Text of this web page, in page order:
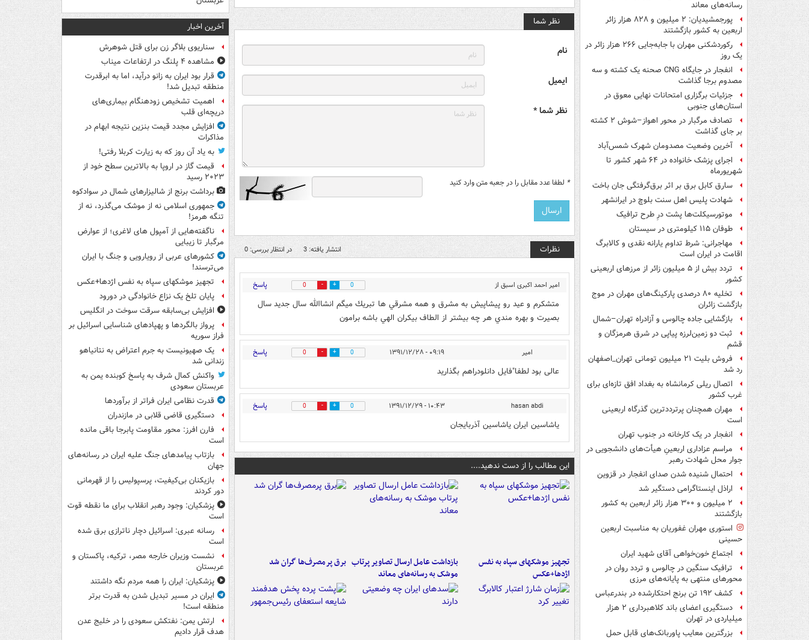
رسانه‌های معاند
پورجمشیدیان: ۲ میلیون و ۸۲۸ هزار زائر
اربعین به کشور بازگشتند
رکوردشکنی مهران با جابه‌جایی ۲۶۶ هزار زائر در
یک روز
انفجار در جایگاه CNG صحنه یک کشته و سه
مصدوم برجا گذاشت
جزئیات برگزاری امتحانات نهایی معوق در
استان‌های جنوبی
تصادف مرگبار در محور اهواز–شوش ۲ کشته
بر جای گذاشت
آخرین وضعیت مصدومان شهرک شمس‌آباد
اجرای پزشک خانواده در ۶۴ شهر کشور تا
شهریورماه
سارق کابل برق بر اثر برق‌گرفتگی جان باخت
شهادت پلیس اهل سنت بلوچ در ایرانشهر
موتورسیکلت‌ها پشت درِ طرح ترافیک
طوفان ۱۱۵ کیلومتری در سیستان
مهاجرانی: شرط تداوم یارانه نقدی و کالابرگ
اقامت در ایران است
تردد بیش از ۵ میلیون زائر از مرزهای اربعینی
کشور
تخلیه ۸۰ درصدی پارکینگ‌های مهران در موج
بازگشت زائران
بازگشایی جاده چالوس و آزادراه تهران–شمال
ثبت دو زمین‌لرزه پیاپی در شرق هرمزگان و
قشم
فروش بلیت ۲۱ میلیون تومانی تهران_اصفهان
رد شد
اتصال ریلی کرمانشاه به بغداد افق تازه‌ای برای
غرب کشور
مهران همچنان پرترددترین گذرگاه اربعینی
است
انفجار در یک کارخانه در جنوب تهران
مراسم عزاداری اربعینِ هیأت‌های دانشجویی در
جوار محل شهادت رهبر
احتمال شنیده شدن صدای انفجار در قزوین
اراذل اینستاگرامی دستگیر شد
۲ میلیون و ۳۰۰ هزار زائر اربعین به کشور
بازگشتند
استوری مهران غفوریان به مناسبت اربعین
حسینی
اجتماع خون‌خواهی آقای شهید ایران
ترافیک سنگین در چالوس و تردد روان در
محورهای منتهی به پایانه‌های مرزی
کشف ۱۹۲ تن برنج احتکارشده در بندرعباس
دستگیری اعضای باند کلاهبرداری ۲ هزار
میلیاردی در تهران
بزرگترین معایب پاوربانک‌های قابل حمل
نظر شما
نام
ایمیل
نظر شما *
* لطفا عدد مقابل را در جعبه متن وارد کنید
نظرات انتشار یافته: 3 در انتظار بررسی: 0
امیر احمد اکبری اسبق از
۰۹:۱۷ - ۱۳۹۱/۱۲/۲۸
0
0 پاسخ
متشكرم و عيد رو پيشاپيش به مشرق و همه مشرقي ها تبريك ميگم انشاالله سال جديد سال
بصيرت و بهره مندي هر چه بيشتر از الطاف بيكران الهي باشه برامون
امیر ۰۹:۱۹ - ۱۳۹۱/۱۲/۲۸ 0
0 پاسخ
عالی بود لطفا"فایل دانلودراهم بگذارید
hasan abdi ۱۰:۴۳ - ۱۳۹۱/۱۲/۲۹ 0
0 پاسخ
یاشاسین ایران یاشاسین آذربایجان
این مطالب را از دست ندهید....
تجهیز موشکهای سپاه به نفس
اژدها+عکس
بازداشت عامل ارسال تصاویر پرتاب
موشک به رسانه‌های معاند
برق پرمصرف‌ها گران شد
آخرین اخبار
سناریوی بلاگر زن برای قتل شوهرش
مشاهده ۴ پلنگ در ارتفاعات میناب
قرار بود ایران به زانو درآید، اما به ابرقدرت
منطقه تبدیل شد!
اهمیت تشخیص زودهنگام بیماری‌های
دریچه‌ای قلب
افزایش مجدد قیمت بنزین نتیجه ابهام در
مذاکرات
به یاد آن روز که به زیارت کربلا رفتی!
قیمت گاز در اروپا به بالاترین سطح خود از
۲۰۲۳ رسید
برداشت برنج از شالیزارهای شمال در سوادکوه
جمهوری اسلامی نه از موشک می‌گذرد، نه از
تنگه هرمز!
ناگفته‌هایی از آمپول های لاغری؛ از عوارض
مرگبار تا زیبایی
کشورهای عربی از رویارویی و جنگ با ایران
می‌ترسند!
تجهیز موشکهای سپاه به نفس اژدها+عکس
پایان تلخ یک نزاع خانوادگی در دورود
افزایش بی‌سابقه سرقت سوخت در انگلیس
پرواز بالگردها و پهپادهای شناسایی اسرائیل بر
فراز سوریه
یک صهیونیست به جرم اعتراض به نتانیاهو
زندانی شد
واکنش کمال شرف به پاسخ کوبنده یمن به
عربستان سعودی
قدرت نظامی ایران فراتر از برآوردها
دستگیری قاضی قلابی در مازندران
فارن افرز: محور مقاومت پابرجا باقی مانده
است
بازتاب پیامدهای جنگ علیه ایران در رسانه‌های
جهان
بازیکنان بی‌کیفیت، پرسپولیس را از قهرمانی
دور کردند
پزشکیان: وجود رهبر انقلاب برای ما نقطه قوت
است
رسانه عبری: اسرائیل دچار ناترازی برق شده
است
نشست وزیران خارجه مصر، ترکیه، پاکستان و
عربستان
پزشکیان: ایران را همه مردم نگه داشتند
ایران در مسیر تبدیل شدن به قدرت برتر
منطقه است!
ارتش یمن: نفتکش سعودی را در خلیج عدن
هدف قرار دادیم